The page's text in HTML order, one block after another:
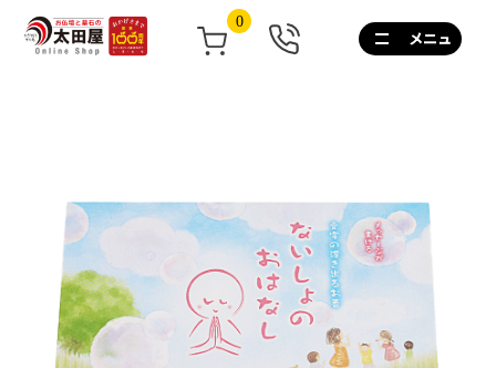
0
0120-
267-
10:00~17:00/
土
日
祝
も
営